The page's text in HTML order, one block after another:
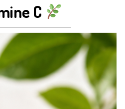
C